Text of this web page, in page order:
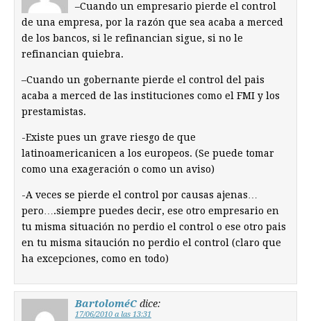
–Cuando un empresario pierde el control
de una empresa, por la razón que sea acaba a merced
de los bancos, si le refinancian sigue, si no le
refinancian quiebra.
–Cuando un gobernante pierde el control del pais
acaba a merced de las instituciones como el FMI y los
prestamistas.
-Existe pues un grave riesgo de que
latinoamericanicen a los europeos. (Se puede tomar
como una exageración o como un aviso)
-A veces se pierde el control por causas ajenas…
pero….siempre puedes decir, ese otro empresario en
tu misma situación no perdio el control o ese otro pais
en tu misma sitaución no perdio el control (claro que
ha excepciones, como en todo)
BartoloméC dice:
17/06/2010 a las 13:31